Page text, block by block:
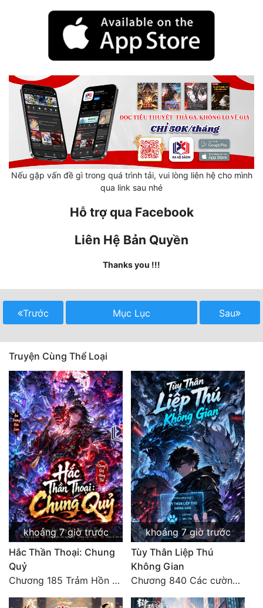
Lịch Sử
Mưu Mô
Mạt Thế
Mỹ Thực
Ngôn Tình
Phương Tây
Phản Phái
Quân Sự
Sảng Văn
Sắc
Sủng
Thanh Xuân
Tiên Hiệp
Tiểu Thuyết
Trinh Thám
Triều Đấu
Trùng Sinh
Trọng Sinh
Nếu gặp vấn đề gì trong quá trình tải, vui lòng liên hệ cho mình
qua link sau nhé
Hỗ trợ qua Facebook
Liên Hệ Bản Quyền
Thanks you !!!
Trước Mục Lục Sau
Truyện Cùng Thể Loại
khoảng 7 giờ trước
Hắc Thần Thoại: Chung
Quỷ
Chương 185 Trảm Hồn Đao Cơ Trương Ngưng Dao
khoảng 7 giờ trước
Tùy Thân Liệp Thú
Không Gian
Chương 840 Các cường giả Hằng Tinh cấp khác đâu?